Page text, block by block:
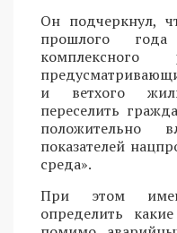
Он подчеркнул,
прошлого
комплексного
и ветхого
переселить
положительно
показателей
среда».
При этом
определить